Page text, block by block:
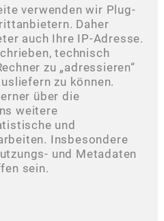
verwenden wir Plug-
Daher
auch Ihre IP-Adresse.
technisch
zu „adressieren“
zu können.
über die
weitere
und
Insbesondere
und Metadaten
sein.